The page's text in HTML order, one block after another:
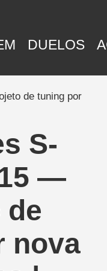
DUELOS
de tuning por
S-
—
de
nova